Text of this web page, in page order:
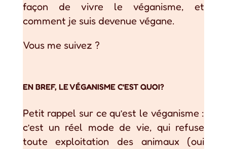
façon de vivre le véganisme, et
comment je suis devenue végane.
Vous me suivez ?
EN BREF, LE VÉGANISME C’EST QUOI?
Petit rappel sur ce qu’est le véganisme :
c’est un réel mode de vie, qui refuse
toute exploitation des animaux (oui